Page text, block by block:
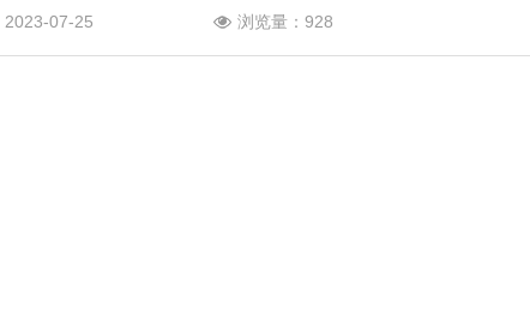
2023-07-25 浏览量：928